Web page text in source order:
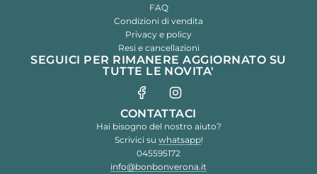
FAQ
Condizioni di vendita
Privacy e policy
Resi e cancellazioni
SEGUICI PER RIMANERE AGGIORNATO SU
TUTTE LE NOVITA'
CONTATTACI
Hai bisogno del nostro aiuto?
Scrivici su whatsapp!
045595172
info@bonbonverona.it